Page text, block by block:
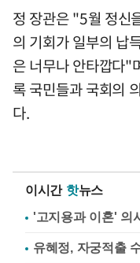
정 장관은 "5월 정신
의 기회가 일부의 납
은 너무나 안타깝다"
록 국민들과 국회의
다.
이시간 핫뉴스
'고지용과 이혼' 의
유혜정, 자궁적출